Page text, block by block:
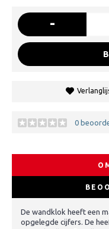
-
0
De wandklok heeft een
opgelegde cijfers. De